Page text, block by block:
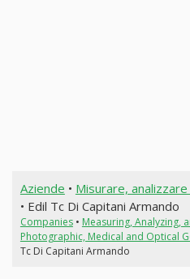
Aziende • Misurare,
• Edil Tc Di Capitani Armando
Companies• Measuring, Analyzing,
Photographic, Medical and Optical
Tc Di Capitani Armando